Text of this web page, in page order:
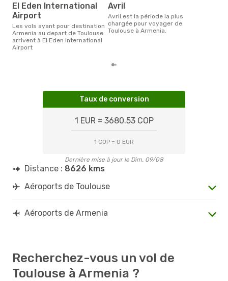
El Eden International
Airport
Les vols ayant pour destination
Armenia au depart de Toulouse
arrivent à El Eden International
Airport
avril
avril est la période la plus
chargée pour voyager de
Toulouse à Armenia.
Taux de conversion
1 EUR = 3680.53 COP
1 COP = 0 EUR
Dernière mise à jour le Dim. 09/08
Distance : 8626 kms
Aéroports de Toulouse
Aéroports de Armenia
Recherchez-vous un vol de
Toulouse à Armenia ?